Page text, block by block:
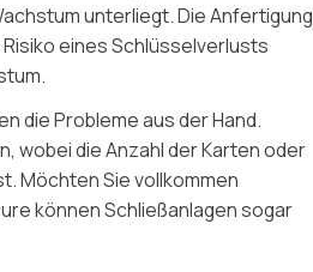
unterliegt. Die Anfertigung
eines Schlüsselverlusts
die Probleme aus der Hand.
wobei die Anzahl der Karten oder
Möchten Sie vollkommen
können Schließanlagen sogar